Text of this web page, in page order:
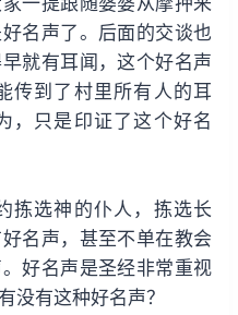
名声了。后面的交谈也
就有耳闻，这个好名声
传到了村里所有人的耳
，只是印证了这个好名
拣选神的仆人，拣选长
名声，甚至不单在教会
好名声是圣经非常重视
没有这种好名声？